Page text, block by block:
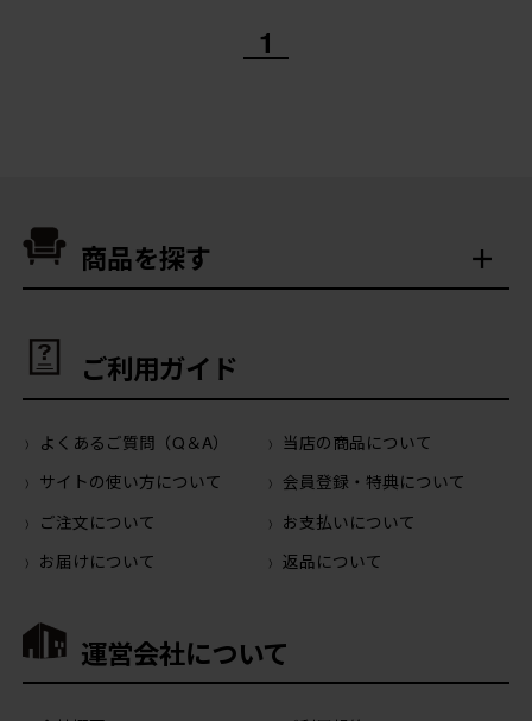
1
商品を探す
ご利用ガイド
よくあるご質問（Q＆A）
当店の商品について
サイトの使い方について
会員登録・特典について
ご注文について
お支払いについて
お届けについて
返品について
運営会社について